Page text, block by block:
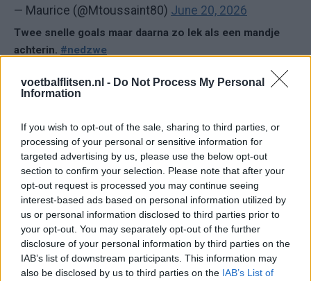
voetbalflitsen.nl - Do Not Process My Personal
Information
If you wish to opt-out of the sale, sharing to third parties, or
processing of your personal or sensitive information for
targeted advertising by us, please use the below opt-out
section to confirm your selection. Please note that after your
opt-out request is processed you may continue seeing
interest-based ads based on personal information utilized by
us or personal information disclosed to third parties prior to
your opt-out. You may separately opt-out of the further
disclosure of your personal information by third parties on the
IAB’s list of downstream participants. This information may
also be disclosed by us to third parties on the IAB’s List of
— Maurice (@Mtoussaint80) June 20, 2026
Twee snelle goals maar daarna zo lek als een mandje
achterin. #nedzwe
— Silvia (@Sil_v1A)June 20, 2026
hebben we Verbruggen.
#nedzwe
— Katja van der Sanden (@KvdS1978) June 20, 2026
Na de drinkpauze was het een copie van de wedstrijd
tegen Japan na de 2-1, met dit verschil dat het nu nog 2-
0 staat en men Verbruggen dankbaar mag zijn. Zweden
voetbalt wel heel makkelijk door de verdediging heen
#nedzwe